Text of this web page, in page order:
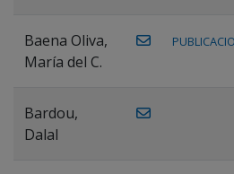
Baena Oliva,
María del C.
Bardou,
Dalal